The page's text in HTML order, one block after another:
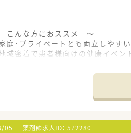
こんな方におススメ ～
庭・プライベートとも両立しやす
域密着で患者様向けの健康イベン
者様の生涯に寄り添えるやりがい
花巻駅より徒歩7分の立地あり、お
科をメインに応需しておりますが
付けており、薬剤師は現在5名在
05 薬剤師求人ID： 572280